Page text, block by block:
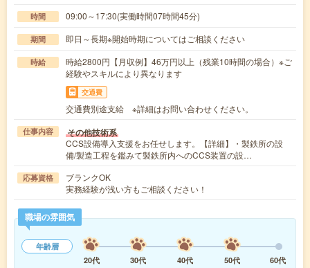
時間 09:00～17:30(実働時間07時間45分)
期間 即日～長期※開始時期についてはご相談ください
時給
時給2800円【月収例】46万円以上（残業10時間の場合）※ご
経験やスキルにより異なります
交通費
交通費別途支給 ※詳細はお問い合わせください。
仕事内容 その他技術系
CCS設備導入支援をお任せします。【詳細】・製鉄所の設
備/製造工程を鑑みて製鉄所内へのCCS装置の設…
応募資格
ブランクOK
実務経験が浅い方もご相談ください！
職場の雰囲気
年齢層
20代
30代 40代 50代
60代